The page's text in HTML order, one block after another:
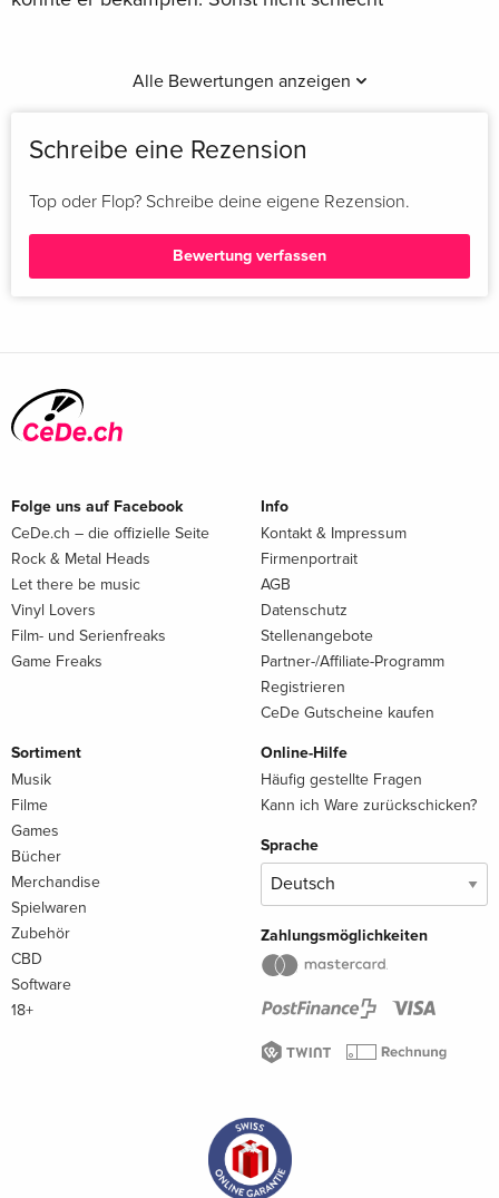
Alle Bewertungen anzeigen
Schreibe eine Rezension
Top oder Flop? Schreibe deine eigene Rezension.
Bewertung verfassen
Folge uns auf Facebook
CeDe.ch – die offizielle Seite
Rock & Metal Heads
Let there be music
Vinyl Lovers
Film- und Serienfreaks
Game Freaks
Info
Kontakt & Impressum
Firmenportrait
AGB
Datenschutz
Stellenangebote
Partner-/Affiliate-Programm
Registrieren
CeDe Gutscheine kaufen
Sortiment
Musik
Filme
Games
Bücher
Merchandise
Spielwaren
Zubehör
CBD
Software
18+
Online-Hilfe
Häufig gestellte Fragen
Kann ich Ware zurückschicken?
Sprache
Zahlungsmöglichkeiten